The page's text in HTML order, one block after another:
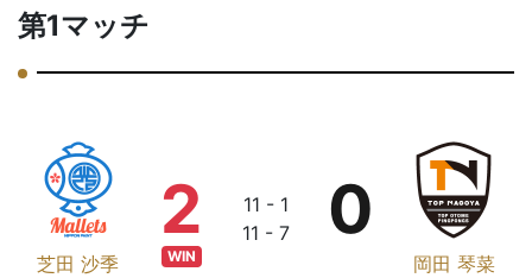
第1マッチ
芝田 沙季
2
WIN
11 - 1
11 - 7
岡田 琴菜
0